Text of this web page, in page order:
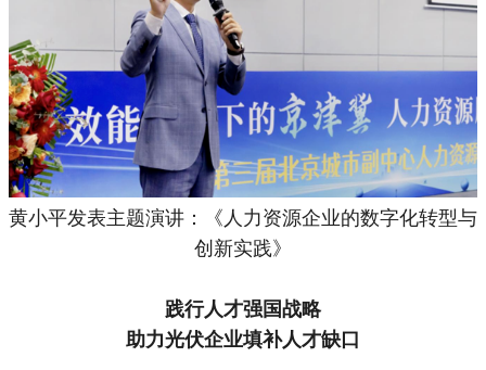
黄小平发表主题演讲：《人力资源企业的数字化转型与
创新实践》
践行人才强国战略
助力光伏企业填补人才缺口